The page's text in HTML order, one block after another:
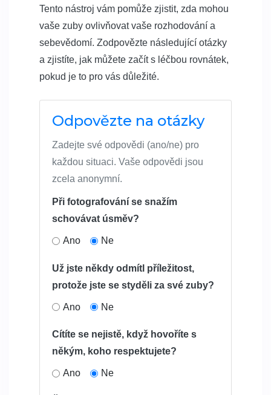
Tento nástroj vám pomůže zjistit, zda mohou
vaše zuby ovlivňovat vaše rozhodování a
sebevědomí. Zodpovězte následující otázky
a zjistíte, jak můžete začít s léčbou rovnátek,
pokud je to pro vás důležité.
Odpovězte na otázky
Zadejte své odpovědi (ano/ne) pro
každou situaci. Vaše odpovědi jsou
zcela anonymní.
Při fotografování se snažím
schovávat úsměv?
Ano Ne
Už jste někdy odmítl příležitost,
protože jste se styděli za své zuby?
Ano Ne
Cítíte se nejistě, když hovoříte s
někým, koho respektujete?
Ano Ne